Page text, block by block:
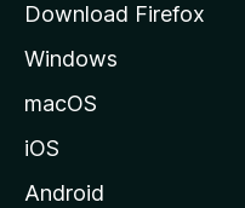
Download Firefox
Windows
macOS
iOS
Android